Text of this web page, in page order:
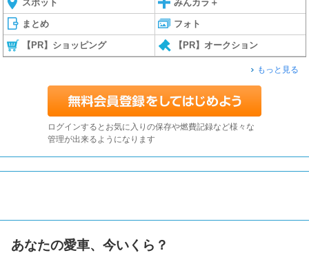
スポット みんカラ＋
まとめ フォト
【PR】ショッピング 【PR】オークション
もっと見る
ログインするとお気に入りの保存や燃費記録など様々な
管理が出来るようになります
あなたの愛車、今いくら？